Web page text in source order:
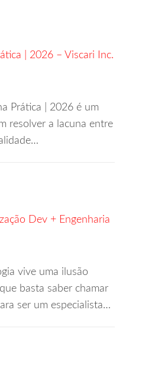
| 2026 – Viscari Inc.
Prática | 2026 é um
resolver a lacuna entre
Dev + Engenharia
vive uma ilusão
basta saber chamar
ser um especialista…